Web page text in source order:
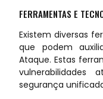
FERRAMENTAS E
Existem diversas
que podem
Ataque. Estas
segurança